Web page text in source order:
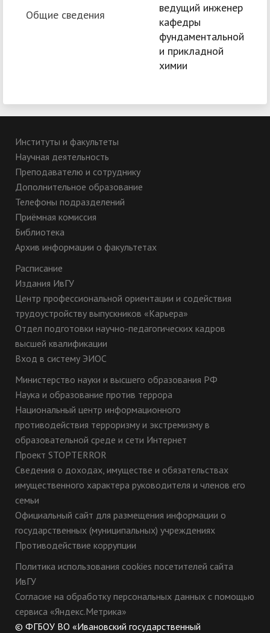
Общие сведения
ведущий инженер
кафедры
фундаментальной
и прикладной
химии
Институты и факультеты
Научная деятельность
Преподавателю и сотруднику
Дополнительное образование
Телефоны подразделений
Приёмная комиссия
Библиотека
Архив информации о факультетах
Расписание
Издания ИвГУ
Центр профессиональной ориентации и содействия
трудоустройству выпускников «Карьера»
Отдел подготовки научно-педагогических кадров
высшей квалификации
Вход в систему ЭИОС
Министерство науки и высшего образования РФ
Наука и образование против террора
Национальный центр информационного
противодействия терроризму и экстремизму в
образовательной среде и сети Интернет
Проект STOPTERROR
Сведения о доходах, имуществе и обязательствах
имущественного характера руководителя и членов его
семьи
Официальный сайт для размещения информации о
государственных (муниципальных) учреждениях
Противодействие коррупции
Политика использования cookies посетителей сайта
ИвГУ
Согласие на обработку персональных данных с помощью
сервиса «Яндекс.Метрика»
© ФГБОУ ВО «Ивановский государственный